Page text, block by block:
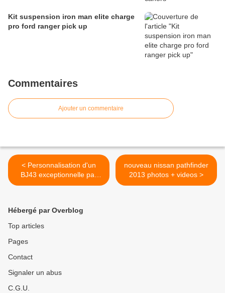
Kit suspension iron man elite charge
pro ford ranger pick up
Commentaires
Ajouter un commentaire
< Personnalisation d'un
BJ43 exceptionnelle par
Olivier
nouveau nissan pathfinder
2013 photos + videos >
Hébergé par Overblog
Top articles
Pages
Contact
Signaler un abus
C.G.U.